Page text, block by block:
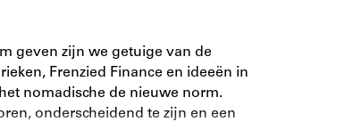
geven zijn we getuige van de
Frenzied Finance en ideeën in
nomadische de nieuwe norm.
onderscheidend te zijn en een